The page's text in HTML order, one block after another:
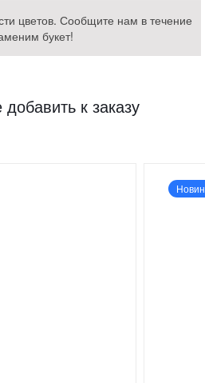
цветов. Сообщите нам в течение
букет!
добавить к заказу